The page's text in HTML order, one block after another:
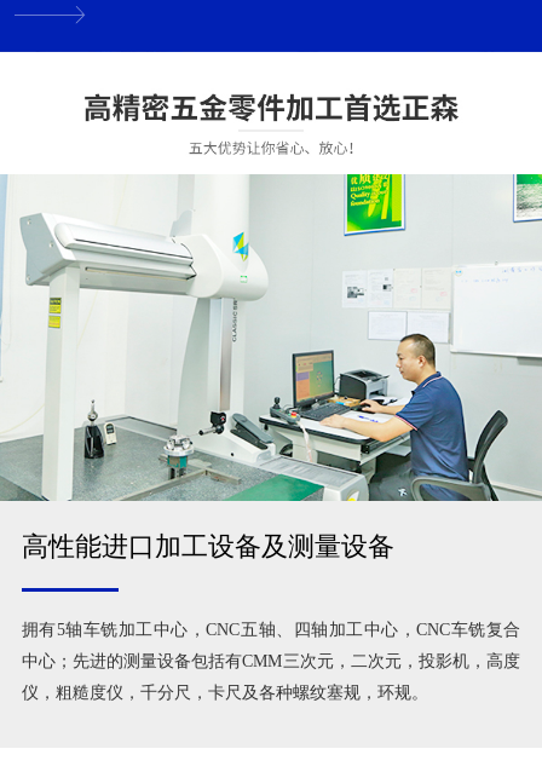
高性能进口加工设备及测量设备
拥有5轴车铣加工中心，CNC五轴、四轴加工中心，CNC车铣复合
中心；先进的测量设备包括有CMM三次元，二次元，投影机，高度
仪，粗糙度仪，千分尺，卡尺及各种螺纹塞规，环规。